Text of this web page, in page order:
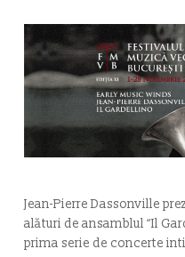
Jean-Pierre Dassonville
alături de ansamblul “Il
prima serie de concerte